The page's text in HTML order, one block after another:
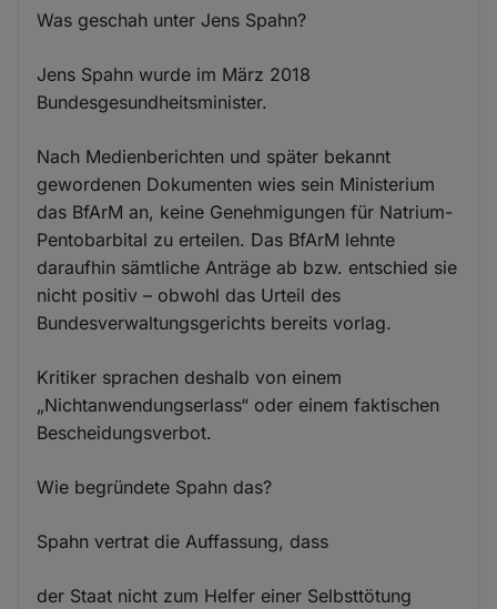
Was geschah unter Jens Spahn?
Jens Spahn wurde im März 2018
Bundesgesundheitsminister.
Nach Medienberichten und später bekannt
gewordenen Dokumenten wies sein Ministerium
das BfArM an, keine Genehmigungen für Natrium-
Pentobarbital zu erteilen. Das BfArM lehnte
daraufhin sämtliche Anträge ab bzw. entschied sie
nicht positiv – obwohl das Urteil des
Bundesverwaltungsgerichts bereits vorlag.
Kritiker sprachen deshalb von einem
„Nichtanwendungserlass“ oder einem faktischen
Bescheidungsverbot.
Wie begründete Spahn das?
Spahn vertrat die Auffassung, dass
der Staat nicht zum Helfer einer Selbsttötung